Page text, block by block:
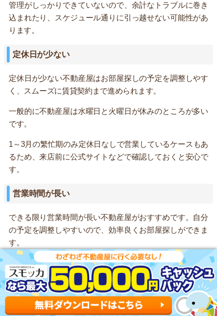
管理がしっかりできていないので、余計なトラブルに巻き
込まれたり、スケジュール通りに引っ越せない可能性があ
ります。
定休日が少ない
定休日が少ない不動産屋はお部屋探しの予定を調整しやす
く、スムーズに賃貸契約まで進められます。
一般的に不動産屋は水曜日と火曜日が休みのところが多い
です。
1～3月の繁忙期のみ定休日なしで営業しているケースもあ
るため、来店前に公式サイトなどで確認しておくと安心で
す。
営業時間が長い
できる限り営業時間が長い不動産屋がおすすめです。自分
の予定を調整しやすいので、効率良くお部屋探しができま
す。
一般的に営業時間が9～18時のところが多いですが、事前
に連絡しておくことで時間外に対応してくれる不動産屋も
あります。
宅地建物取引業者免許の更新回数が多い